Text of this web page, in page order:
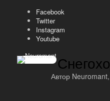
Facebook
Twitter
Instagram
Youtube
Автор Neuromant,